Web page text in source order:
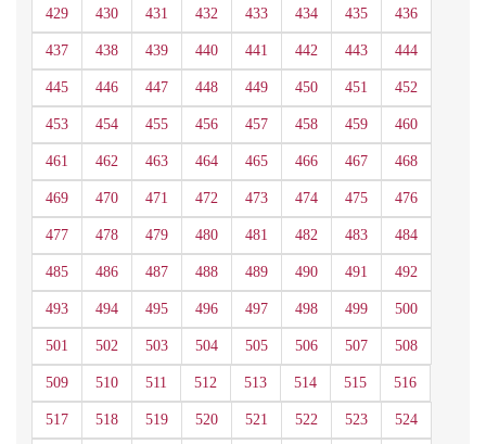
429 430 431 432 433 434 435 436
437 438 439 440 441 442 443 444
445 446 447 448 449 450 451 452
453 454 455 456 457 458 459 460
461 462 463 464 465 466 467 468
469 470 471 472 473 474 475 476
477 478 479 480 481 482 483 484
485 486 487 488 489 490 491 492
493 494 495 496 497 498 499 500
501 502 503 504 505 506 507 508
509 510 511 512 513 514 515 516
517 518 519 520 521 522 523 524